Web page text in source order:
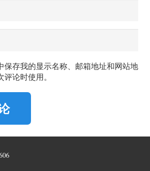
保存我的显示名称、邮箱地址和网站地
论时使用。